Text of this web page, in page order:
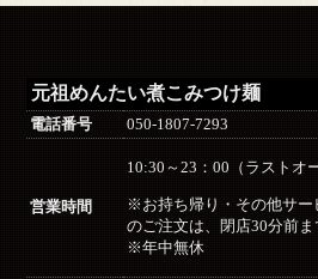
元祖めんたい煮こみつけ麺
電話番号 050-1807-7293
営業時間
10:30～23：00（ラストオ
※お持ち帰り・その他サー
のご注文は、閉店30分前ま
※年中無休